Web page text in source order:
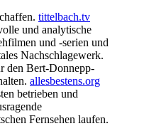
tittelbach.tv
und analytische
und -serien und
Nachschlagewerk.
den Bert-Donnepp-
allesbestens.org
betrieben und
Fernsehen laufen.